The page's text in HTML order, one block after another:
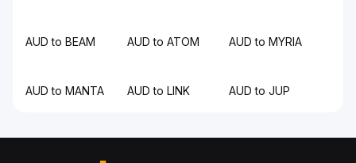
AUD to BEAM AUD to ATOM AUD to MYRIA
AUD to MANTA AUD to LINK AUD to JUP